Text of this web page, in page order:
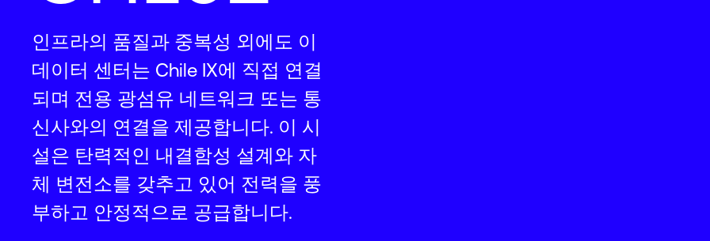
인프라의 품질과 중복성 외에도 이
데이터 센터는 Chile IX에 직접 연결
되며 전용 광섬유 네트워크 또는 통
신사와의 연결을 제공합니다. 이 시
설은 탄력적인 내결함성 설계와 자
체 변전소를 갖추고 있어 전력을 풍
부하고 안정적으로 공급합니다.